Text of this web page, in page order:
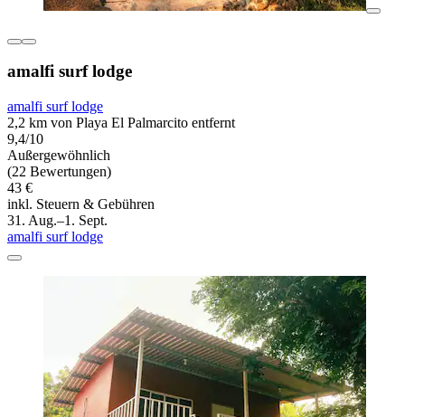
amalfi surf lodge
amalfi surf lodge
2,2 km von Playa El Palmarcito entfernt
9,4/10
Außergewöhnlich
(22 Bewertungen)
43 €
inkl. Steuern & Gebühren
31. Aug.–1. Sept.
amalfi surf lodge